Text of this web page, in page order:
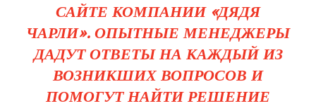
САЙТЕ КОМПАНИИ «ДЯДЯ
ЧАРЛИ». ОПЫТНЫЕ МЕНЕДЖЕРЫ
ДАДУТ ОТВЕТЫ НА КАЖДЫЙ ИЗ
ВОЗНИКШИХ ВОПРОСОВ И
ПОМОГУТ НАЙТИ РЕШЕНИЕ